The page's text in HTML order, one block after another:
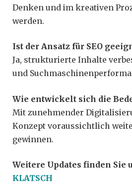
Denken und im kreativen
werden.
Ist der Ansatz für SEO
Ja, strukturierte Inhalte
und
Wie entwickelt sich die
Mit zunehmender
Konzept voraussichtlich
gewinnen.
Weitere Updates finden Sie
KLATSCH